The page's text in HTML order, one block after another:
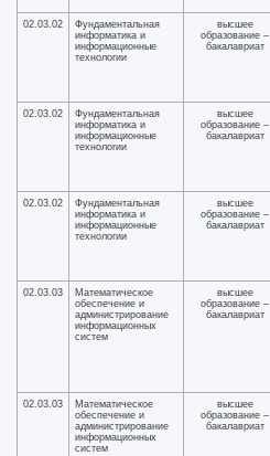
02.03.02
Фундаментальная
информатика и
информационные
технологии
высшее
образование –
бакалавриат
02.03.02
Фундаментальная
информатика и
информационные
технологии
высшее
образование –
бакалавриат
02.03.02
Фундаментальная
информатика и
информационные
технологии
высшее
образование –
бакалавриат
02.03.03
Математическое
обеспечение и
администрирование
информационных
систем
высшее
образование –
бакалавриат
02.03.03
Математическое
обеспечение и
администрирование
информационных
систем
высшее
образование –
бакалавриат